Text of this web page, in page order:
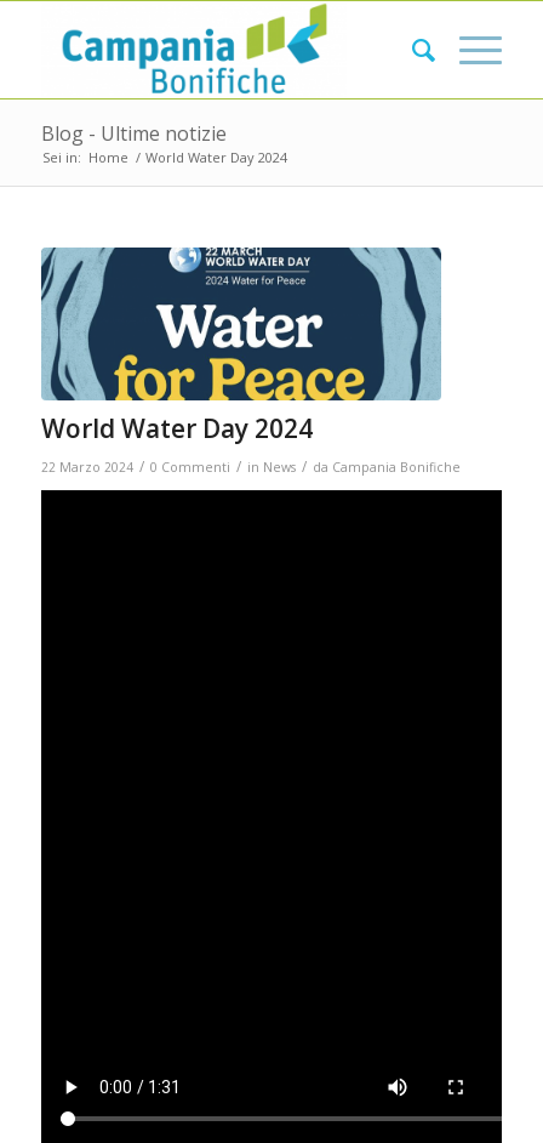
Blog - Ultime notizie
Sei in: Home / World Water Day 2024
World Water Day 2024
22 Marzo 2024 / 0 Commenti / in News / da Campania Bonifiche